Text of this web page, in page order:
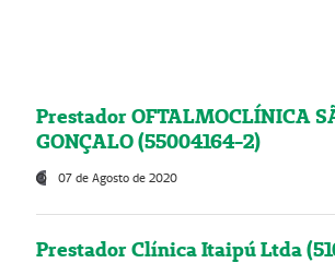
Prestador OFTALMOCLÍNICA
GONÇALO (55004164-2)
07 de Agosto de 2020
Prestador Clínica Itaipú Ltda